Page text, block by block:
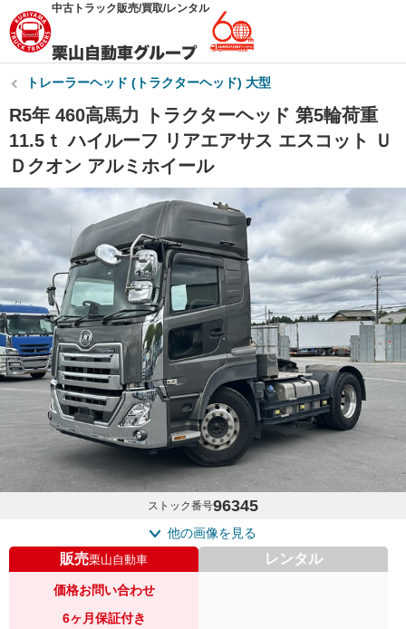
中古トラック販売/買取/レンタル
トレーラーヘッド (トラクターヘッド) 大型
R5年 460高馬力 トラクターヘッド 第5輪荷重
11.5ｔ ハイルーフ リアエアサス エスコット Ｕ
Ｄクオン アルミホイール
ストック番号96345
他の画像を見る
販売栗山自動車
価格お問い合わせ
6ヶ月保証付き
レンタル